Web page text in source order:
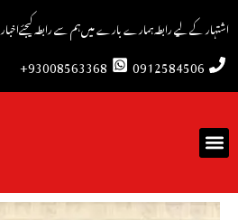
اشتہار کے لیے رابطہہمارے بارے میںہم سے رابطہ کیجئےاخبار
0912584506
93008563368+